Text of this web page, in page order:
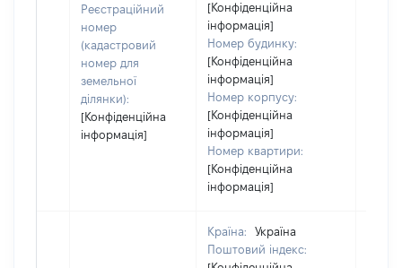
Реєстраційний
номер
(кадастровий
номер для
земельної
ділянки):
[Конфіденційна
інформація]
[Конфіденційна
інформація]
Номер будинку:
[Конфіденційна
інформація]
Номер корпусу:
[Конфіденційна
інформація]
Номер квартири:
[Конфіденційна
інформація]
Країна:
Україна
Поштовий індекс: